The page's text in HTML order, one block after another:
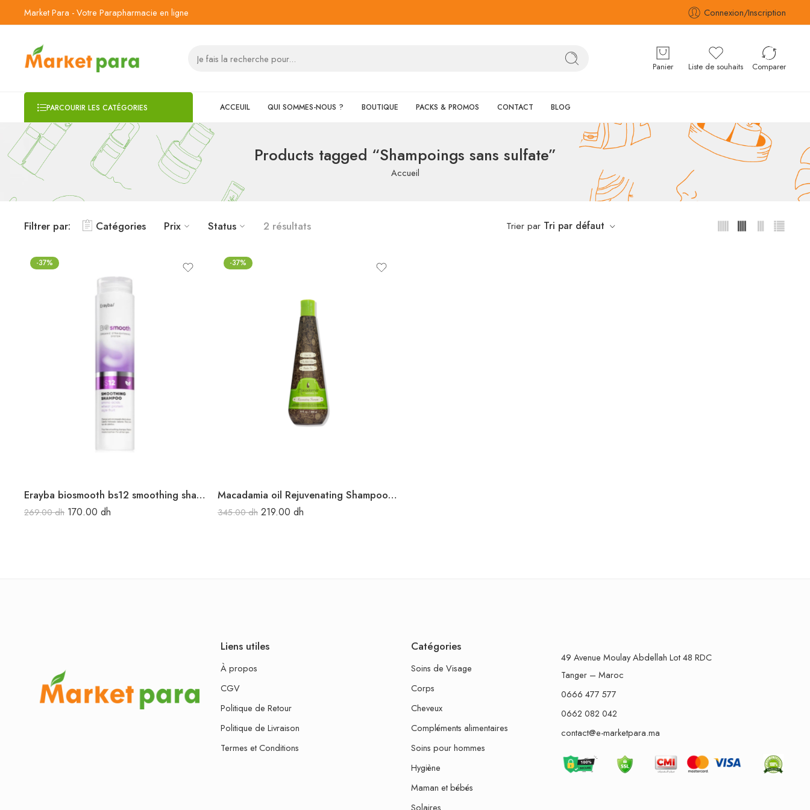
Market Para - Votre Parapharmacie en ligne Connexion/Inscription
Panier Liste de souhaits Comparer
PARCOURIR LES CATÉGORIES ACCEUIL QUI SOMMES-NOUS ? BOUTIQUE PACKS & PROMOS CONTACT BLOG
Products tagged “Shampoings sans sulfate”
Accueil
Filtrer par: Catégories Prix Status 2 résultats Trier par Tri par défaut
-37%
Erayba biosmooth bs12 smoothing shampooing 250ml
269.00dh 170.00 dh
-37%
Macadamia oil Rejuvenating Shampooing 300 ml
345.00dh 219.00 dh
Liens utiles
À propos
CGV
Politique de Retour
Politique de Livraison
Termes et Conditions
Catégories
Soins de Visage
Corps
Cheveux
Compléments alimentaires
Soins pour hommes
Hygiène
Maman et bébés
Solaires
49 Avenue Moulay Abdellah Lot 48 RDC
Tanger – Maroc
0666 477 577
0662 082 042
contact@e-marketpara.ma